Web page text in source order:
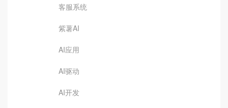
客服系统
紫薯AI
AI应用
AI驱动
AI开发